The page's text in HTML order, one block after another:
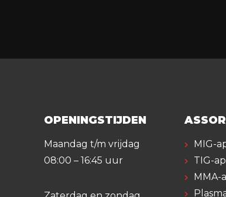
OPENINGSTIJDEN
Maandag t/m vrijdag
08:00 – 16:45 uur
MIG-
TIG-
MMA-